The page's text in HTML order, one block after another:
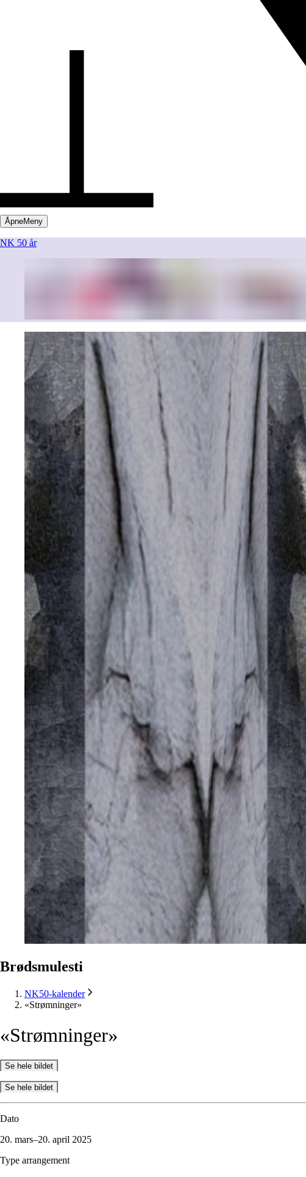
ÅpneMeny
NK 50 år
Brødsmulesti
NK50-kalender
«Strømninger»
«Strømninger»
Se hele bildet
Se hele bildet
Dato
20. mars–20. april 2025
Type arrangement